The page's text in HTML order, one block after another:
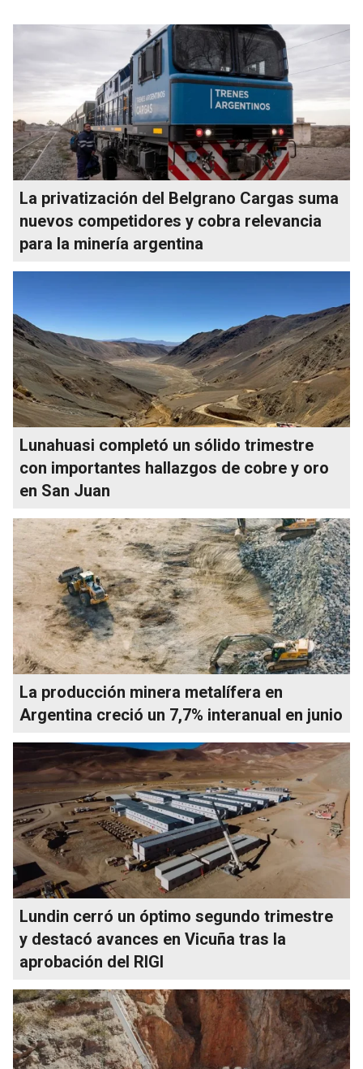
La privatización del Belgrano Cargas suma
nuevos competidores y cobra relevancia
para la minería argentina
Lunahuasi completó un sólido trimestre
con importantes hallazgos de cobre y oro
en San Juan
La producción minera metalífera en
Argentina creció un 7,7% interanual en junio
Lundin cerró un óptimo segundo trimestre
y destacó avances en Vicuña tras la
aprobación del RIGI